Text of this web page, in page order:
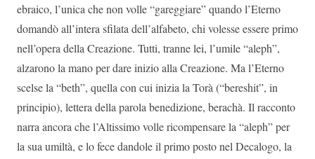
ebraico, l’unica che non volle “gareggiare” quando l’Eterno
domandò all’intera sfilata dell’alfabeto, chi volesse essere primo
nell’opera della Creazione. Tutti, tranne lei, l’umile “aleph”,
alzarono la mano per dare inizio alla Creazione. Ma l’Eterno
scelse la “beth”, quella con cui inizia la Torà (“bereshit”, in
principio), lettera della parola benedizione, berachà. Il racconto
narra ancora che l’Altissimo volle ricompensare la “aleph” per
la sua umiltà, e lo fece dandole il primo posto nel Decalogo, la